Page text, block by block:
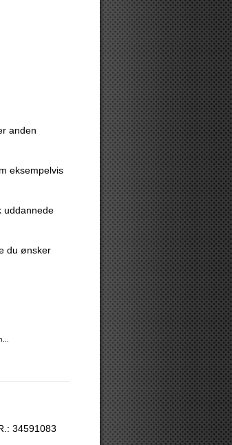
anden
eksempelvis
uddannede
du ønsker
34591083